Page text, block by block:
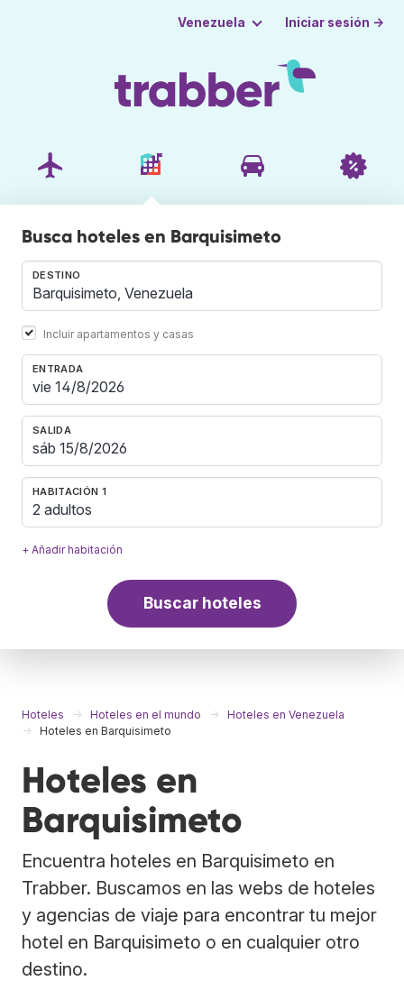
Venezuela Iniciar sesión →
Busca hoteles en Barquisimeto
DESTINO
Incluir apartamentos y casas
ENTRADA
SALIDA
HABITACIÓN 1
2 adultos
+ Añadir habitación
Buscar hoteles
Hoteles Hoteles en el mundo
Hoteles en Venezuela
Hoteles en Barquisimeto
Hoteles en
Barquisimeto
Encuentra hoteles en Barquisimeto en
Trabber. Buscamos en las webs de hoteles
y agencias de viaje para encontrar tu mejor
hotel en Barquisimeto o en cualquier otro
destino.